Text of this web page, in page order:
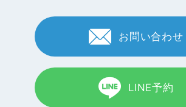
お問い合わせ
LINE予約